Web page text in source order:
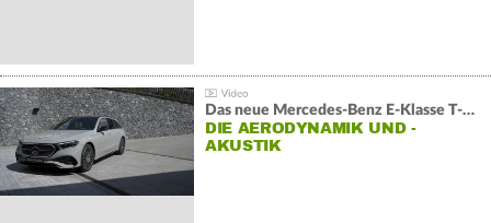
Das neue Mercedes-Benz E-Klasse T-Modell
DIE AERODYNAMIK UND -
AKUSTIK